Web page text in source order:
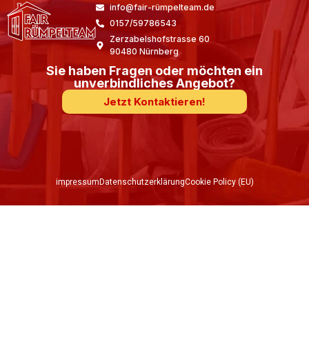
info@fair-rümpelteam.de
0157/59786543
Zerzabelshofstrasse 60
90480 Nürnberg
Sie haben Fragen oder möchten ein
unverbindliches Angebot?
Jetzt Kontaktieren!
impressum DatenschutzerklärungCookie Policy (EU)